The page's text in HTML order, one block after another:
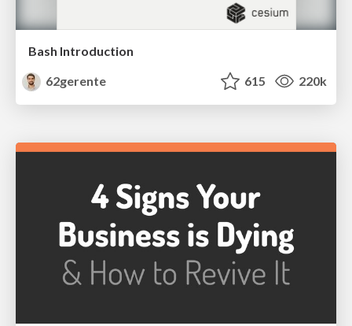
Bash Introduction
62gerente
615 220k